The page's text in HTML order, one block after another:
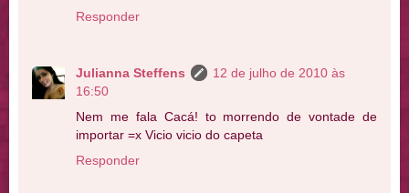
Responder
Julianna Steffens
12 de julho de 2010 às
16:50
Nem me fala Cacá! to morrendo de vontade de
importar =x Vicio vicio do capeta
Responder